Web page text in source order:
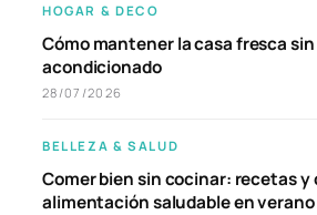
HOGAR & DECO
Cómo mantener la casa fresca
acondicionado
28/07/2026
BELLEZA & SALUD
Comer bien sin cocinar: recetas y
alimentación saludable en verano